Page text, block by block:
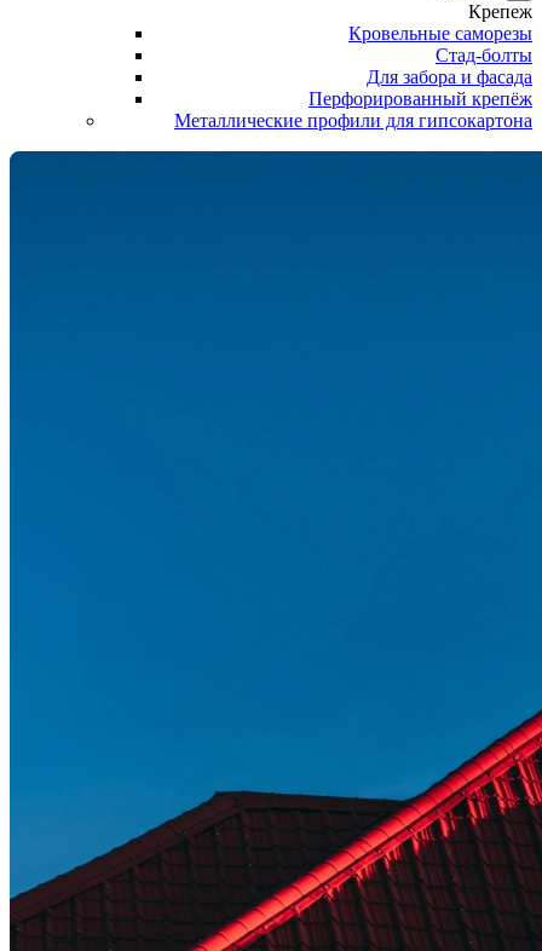
Крепеж
Кровельные саморезы
Стад-болты
Для забора и фасада
Перфорированный крепёж
Металлические профили для гипсокартона